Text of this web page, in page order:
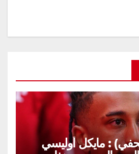
: مايكل أوليسي